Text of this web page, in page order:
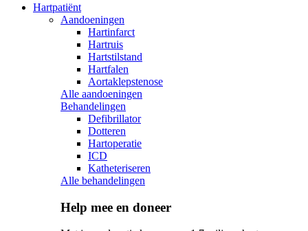
Hartpatiënt
Aandoeningen
Hartinfarct
Hartruis
Hartstilstand
Hartfalen
Aortaklepstenose
Alle aandoeningen
Behandelingen
Defibrillator
Dotteren
Hartoperatie
ICD
Katheteriseren
Alle behandelingen
Help mee en doneer